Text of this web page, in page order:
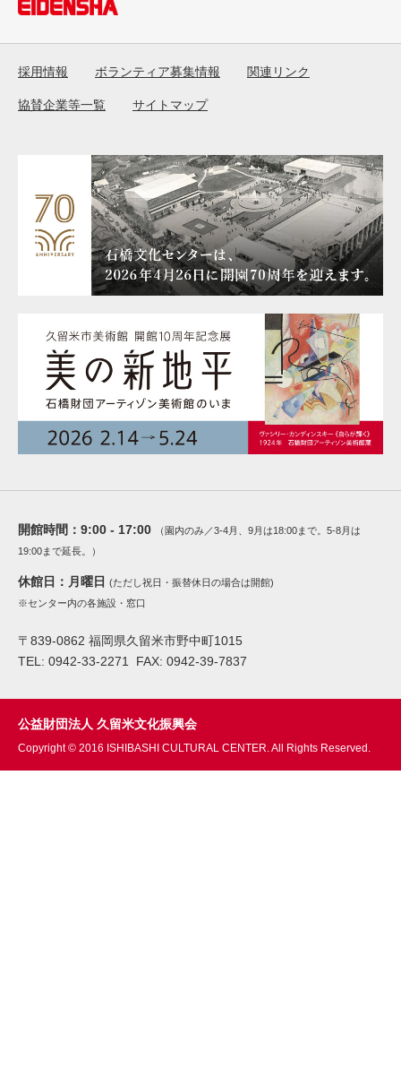
採用情報 ボランティア募集情報 関連リンク
協賛企業等一覧 サイトマップ
開館時間： 9:00 - 17:00
（園内のみ／3-4月、9月は18:00まで。5-8月は
19:00まで延長。）
休館日： 月曜日 (ただし祝日・振替休日の場合は開館)
※センター内の各施設・窓口
〒839-0862 福岡県久留米市野中町1015
TEL: 0942-33-2271 FAX: 0942-39-7837
公益財団法人 久留米文化振興会
Copyright © 2016 ISHIBASHI CULTURAL CENTER. All Rights Reserved.